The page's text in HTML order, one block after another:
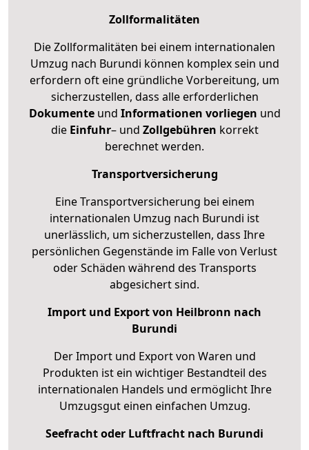
Zollformalitäten
Die Zollformalitäten bei einem internationalen
Umzug nach Burundi können komplex sein und
erfordern oft eine gründliche Vorbereitung, um
sicherzustellen, dass alle erforderlichen
Dokumenteund Informationen vorliegen und
die Einfuhr– und Zollgebühren korrekt
berechnet werden.
Transportversicherung
Eine Transportversicherung bei einem
internationalen Umzug nach Burundi ist
unerlässlich, um sicherzustellen, dass Ihre
persönlichen Gegenstände im Falle von Verlust
oder Schäden während des Transports
abgesichert sind.
Import und Export von Heilbronn nach
Burundi
Der Import und Export von Waren und
Produkten ist ein wichtiger Bestandteil des
internationalen Handels und ermöglicht Ihre
Umzugsgut einen einfachen Umzug.
Seefracht oder Luftfracht nach Burundi